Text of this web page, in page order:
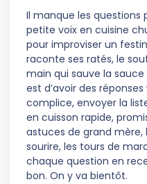
Il manque les questions
petite voix en cuisine
pour improviser un
raconte ses ratés, le
main qui sauve la sauce
est d’avoir des
complice, envoyer la
en cuisson rapide,
astuces de grand
sourire, les tours de
chaque question en
bon. On y va bientôt.